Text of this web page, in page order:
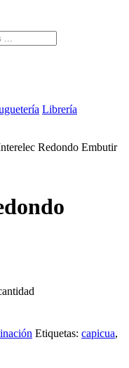
Librería
Redondo Embutir
Etiquetas: capicua,